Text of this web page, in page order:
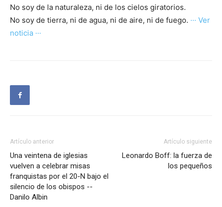
No soy de la naturaleza, ni de los cielos giratorios.
No soy de tierra, ni de agua, ni de aire, ni de fuego. ··· Ver
noticia ···
Artículo anterior
Una veintena de iglesias
vuelven a celebrar misas
franquistas por el 20-N bajo el
silencio de los obispos --
Danilo Albin
Artículo siguiente
Leonardo Boff: la fuerza de
los pequeños